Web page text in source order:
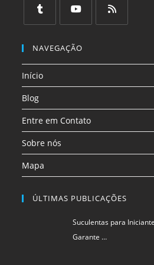
uma
aba
em
uma
aba
uma
em
nova
aba
em
aba
aba
NAVEGAÇÃO
Início
Blog
Entre em Contato
Sobre nós
Mapa
ÚLTIMAS PUBLICAÇÕES
Suculentas para
Garante …